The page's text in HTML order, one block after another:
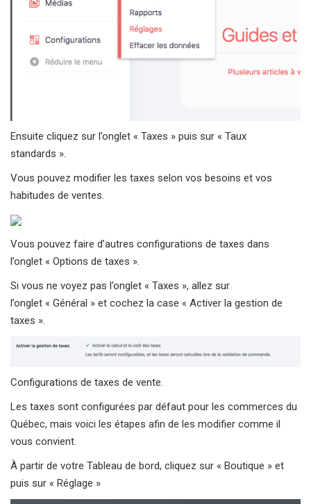
Ensuite cliquez sur l’onglet « Taxes » puis sur « Taux
standards ».
Vous pouvez modifier les taxes selon vos besoins et vos
habitudes de ventes.
Vous pouvez faire d’autres configurations de taxes dans
l’onglet « Options de taxes ».
Si vous ne voyez pas l’onglet « Taxes », allez sur
l’onglet « Général » et cochez la case « Activer la gestion de
taxes ».
Configurations de taxes de vente.
Les taxes sont configurées par défaut pour les commerces du
Québec, mais voici les étapes afin de les modifier comme il
vous convient.
À partir de votre Tableau de bord, cliquez sur « Boutique » et
puis sur « Réglage »